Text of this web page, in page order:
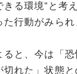
る環境”と考
行動がみられ
ると、今は「
れた」状態と